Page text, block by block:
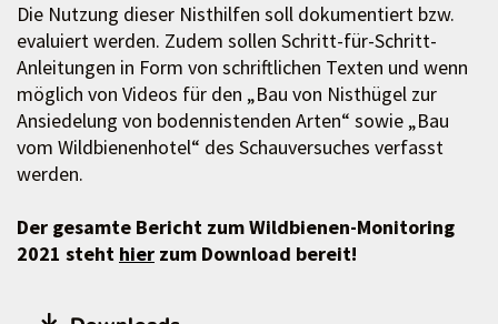
Die Nutzung dieser Nisthilfen soll dokumentiert bzw.
evaluiert werden. Zudem sollen Schritt-für-Schritt-
Anleitungen in Form von schriftlichen Texten und wenn
möglich von Videos für den „Bau von Nisthügel zur
Ansiedelung von bodennistenden Arten“ sowie „Bau
vom Wildbienenhotel“ des Schauversuches verfasst
werden.
Der gesamte Bericht zum Wildbienen-Monitoring
2021 steht hier zum Download bereit!